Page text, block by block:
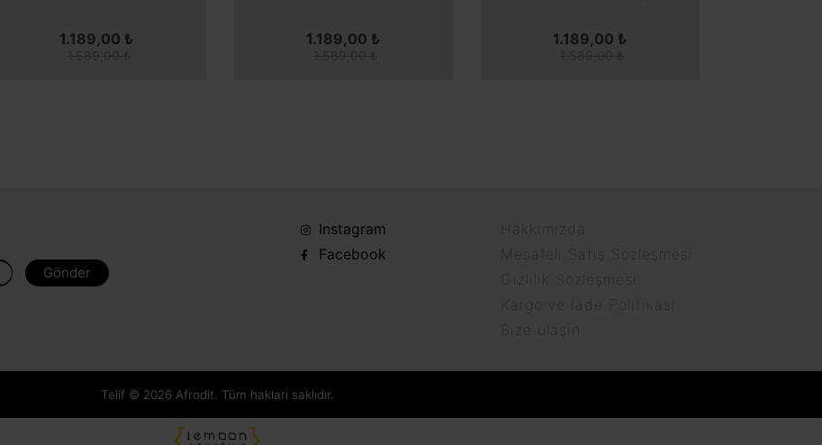
1.189,00 ₺ 1.189,00 ₺ 1.189,00 ₺
Gönder
Instagram
Facebook
Hakkımızda
Mesafeli Satış Sözleşmesi
Gizlilik Sözleşmesi
Kargo ve İade Politikası
Bize ulaşın
Telif © 2026 Afrodit. Tüm hakları saklıdır.